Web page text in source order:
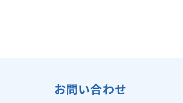
お問い合わせ